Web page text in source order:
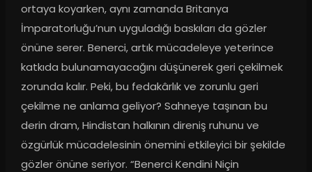
ortaya koyarken, aynı zamanda Britanya
İmparatorluğu’nun uyguladığı baskıları da gözler
önüne serer. Benerci, artık mücadeleye yeterince
katkıda bulunamayacağını düşünerek geri çekilmek
zorunda kalır. Peki, bu fedakârlık ve zorunlu geri
çekilme ne anlama geliyor? Sahneye taşınan bu
derin dram, Hindistan halkının direniş ruhunu ve
özgürlük mücadelesinin önemini etkileyici bir şekilde
gözler önüne seriyor. “Benerci Kendini Niçin